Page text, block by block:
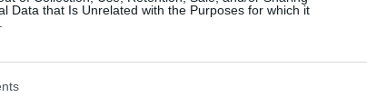
Data that Is Unrelated with the Purposes for which it